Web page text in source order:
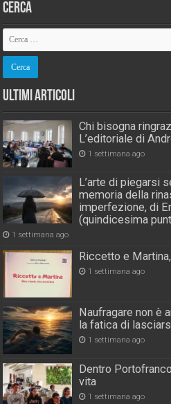
Cerca
Ultimi Articoli
Chi bisogna
L’editoriale di
1 settimana ago
L’arte di piegarsi
memoria della
imperfezione, di
(quindicesima
1 settimana ago
Riccetto e
1 settimana ago
Naufragare non è
la fatica di
1 settimana ago
Dentro
vita
1 settimana ago